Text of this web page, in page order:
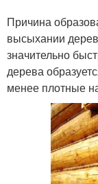
Причина
высыхании
значительно
дерева
менее плотные